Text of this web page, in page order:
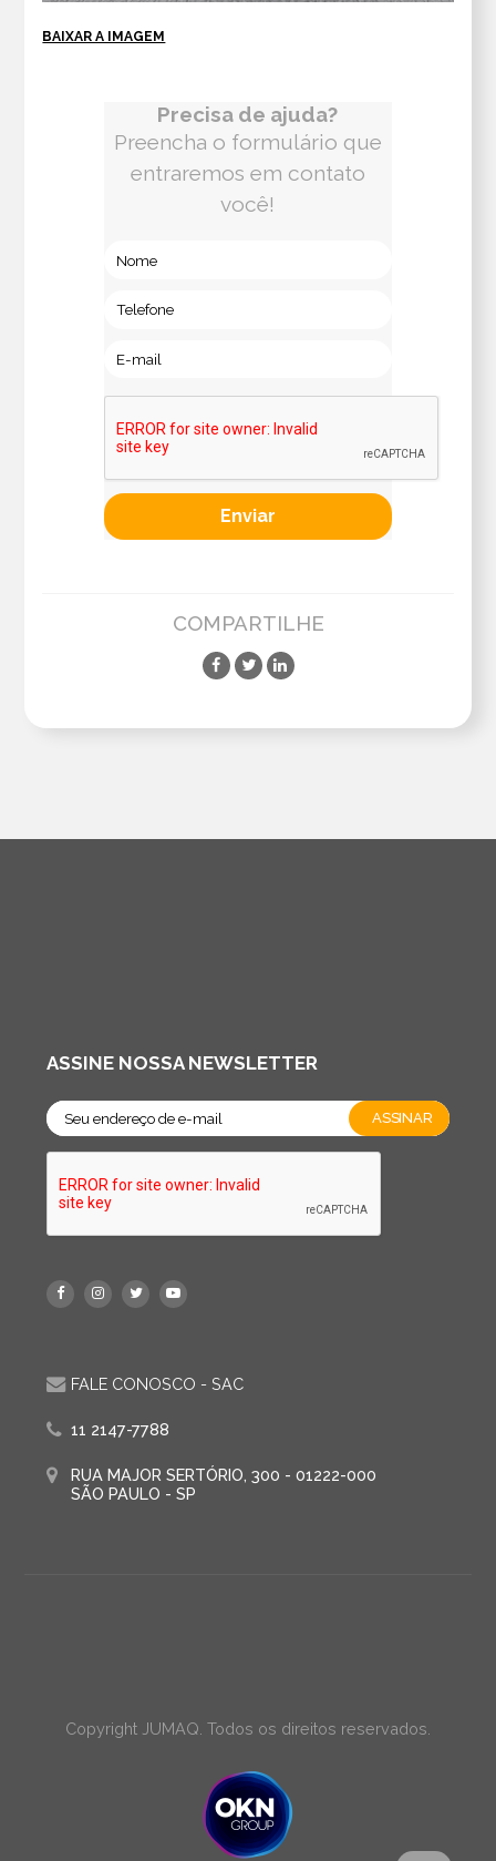
BAIXAR A IMAGEM
Precisa de ajuda?
Preencha o formulário que
entraremos em contato
você!
COMPARTILHE
ASSINE NOSSA NEWSLETTER
FALE CONOSCO - SAC
11 2147-7788
RUA MAJOR SERTÓRIO, 300 - 01222-000
SÃO PAULO - SP
Copyright JUMAQ. Todos os direitos reservados.